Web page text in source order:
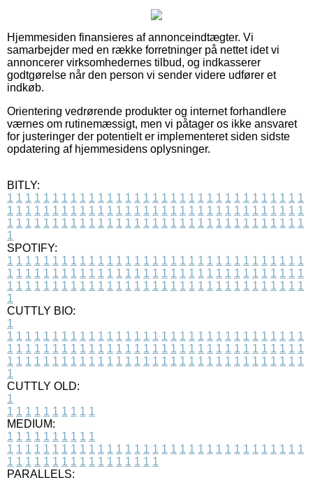
Hjemmesiden finansieres af annonceindtægter. Vi
samarbejder med en række forretninger på nettet idet vi
annoncerer virksomhedernes tilbud, og indkasserer
godtgørelse når den person vi sender videre udfører et
indkøb.
Orientering vedrørende produkter og internet forhandlere
værnes om rutinemæssigt, men vi påtager os ikke ansvaret
for justeringer der potentielt er implementeret siden sidste
opdatering af hjemmesidens oplysninger.
BITLY:
1 1 1 1 1 1 1 1 1 1 1 1 1 1 1 1 1 1 1 1 1 1 1 1 1 1 1 1 1 1 1 1 1
1 1 1 1 1 1 1 1 1 1 1 1 1 1 1 1 1 1 1 1 1 1 1 1 1 1 1 1 1 1 1 1 1
1 1 1 1 1 1 1 1 1 1 1 1 1 1 1 1 1 1 1 1 1 1 1 1 1 1 1 1 1 1 1 1 1
1
SPOTIFY:
1 1 1 1 1 1 1 1 1 1 1 1 1 1 1 1 1 1 1 1 1 1 1 1 1 1 1 1 1 1 1 1 1
1 1 1 1 1 1 1 1 1 1 1 1 1 1 1 1 1 1 1 1 1 1 1 1 1 1 1 1 1 1 1 1 1
1 1 1 1 1 1 1 1 1 1 1 1 1 1 1 1 1 1 1 1 1 1 1 1 1 1 1 1 1 1 1 1 1
1
CUTTLY BIO:
1
1 1 1 1 1 1 1 1 1 1 1 1 1 1 1 1 1 1 1 1 1 1 1 1 1 1 1 1 1 1 1 1 1
1 1 1 1 1 1 1 1 1 1 1 1 1 1 1 1 1 1 1 1 1 1 1 1 1 1 1 1 1 1 1 1 1
1 1 1 1 1 1 1 1 1 1 1 1 1 1 1 1 1 1 1 1 1 1 1 1 1 1 1 1 1 1 1 1 1
1
CUTTLY OLD:
1
1 1 1 1 1 1 1 1 1 1
MEDIUM:
1 1 1 1 1 1 1 1 1 1
1 1 1 1 1 1 1 1 1 1 1 1 1 1 1 1 1 1 1 1 1 1 1 1 1 1 1 1 1 1 1 1 1
1 1 1 1 1 1 1 1 1 1 1 1 1 1 1 1 1
PARALLELS: